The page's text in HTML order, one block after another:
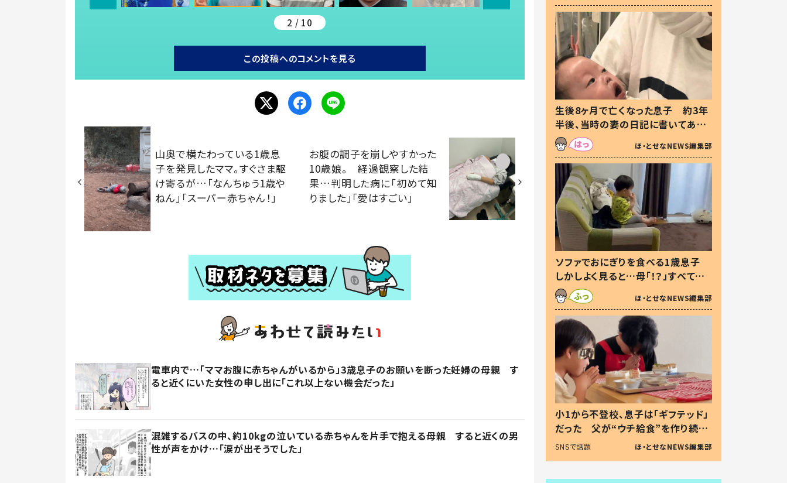
2 / 10
この投稿へのコメントを見る
山奥で横たわっている1歳息
子を発見したママ。すぐさま駆
け寄るが…「なんちゅう1歳や
ねん」「スーパー赤ちゃん！」
お腹の調子を崩しやすかった
10歳娘。 経過観察した結
果…判明した病に「初めて知
りました」「愛はすごい」
電車内で…「ママお腹に赤ちゃんがいるから」3歳息子のお願いを断った妊婦の母親 す
ると近くにいた女性の申し出に「これ以上ない機会だった」
混雑するバスの中、約10kgの泣いている赤ちゃんを片手で抱える母親 すると近くの男
性が声をかけ…「涙が出そうでした」
生後8ヶ月で亡くなった息子 約3年
半後、当時の妻の日記に書いてあっ
た本音とは
ほ・とせなNEWS編集部
ソファでおにぎりを食べる1歳息子
しかしよく見ると…母「！？」すべてを
察した母の投稿に「可愛いから許
す！」「現行犯〜」
ほ・とせなNEWS編集部
小1から不登校、息子は「ギフテッド」
だった 父が“ウチ給食”を作り続け
る理由とは #令和の親 #令和の子
SNSで話題 ほ・とせなNEWS編集部